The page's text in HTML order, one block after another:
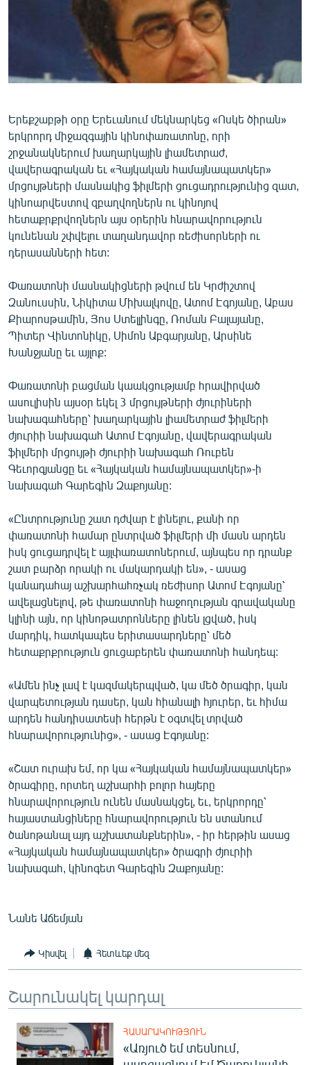
ՄԻՋԱԶԳԱՅԻՆ
ՄԵԿՆԱԲԱՆՈՒԹՅՈՒՆ
ԿՈՐՈՆԱՎԻՐՈՒՍ
ԱՐԽԻՎ
ՏԵՍԱՆՅՈՒԹԵՐ
ԲԱՆԱՎԵՃ
ՁԳՏԵԼՈՎ ԼԱՎԱԳՈՒՅՆԻՆ
ՓՈԴՔԱՍԹ
Հայերեն
English
Русский
ՀԵՏԵՎԵՔ ՄԵԶ
«Ազատության» բոլոր կայքերը
Երեքշաբթի օրը Երեւանում մեկնարկեց «Ոսկե ծիրան»
երկրորդ միջազգային կինոփառատոնը, որի
շրջանակներում խաղարկային լիամետրաժ,
վավերագրական եւ «Հայկական համայնապատկեր»
մրցույթների մասնակից ֆիլմերի ցուցադրությունից զատ,
կինոարվեստով զբաղվողներն ու կինոյով
հետաքրքրվողներն այս օրերին հնարավորություն
կունենան շփվելու տաղանդավոր ռեժիսորների ու
դերասանների հետ:
Փառատոնի մասնակիցների թվում են Կրժիշտով
Զանուսսին, Նիկիտա Միխալկովը, Ատոմ Էգոյանը, Աբաս
Քիարոսթամին, Յոս Ստելլինգը, Ռոման Բալայանը,
Պիտեր Վինտոնիկը, Սիմոն Աբգարյանը, Արսինե
Խանջյանը եւ այլոք:
Փառատոնի բացման կաակցությամբ հրավիրված
ասուլիսին այսօր եկել 3 մրցույթների ժյուրիների
նախագահները՝ խաղարկային լիամետրաժ ֆիլմերի
ժյուրիի նախագահ Ատոմ Էգոյանը, վավերագրական
ֆիլմերի մրցույթի ժյուրիի նախագահ Ռուբեն
Գեւորգյանցը եւ «Հայկական համայնապատկեր»-ի
նախագահ Գարեգին Զաքոյանը:
«Ընտրությունը շատ դժվար է լինելու, քանի որ
փառատոնի համար ընտրված ֆիլմերի մի մասն արդեն
իսկ ցուցադրվել է այլփառատոներում, այնպես որ դրանք
շատ բարձր որակի ու մակարդակի են», - ասաց
կանադահայ աշխարհահռչակ ռեժիսոր Ատոմ Էգոյանը՝
ավելացնելով, թե փառատոնի հաջողության գրավականը
կլինի այն, որ կինոթատրոնները լինեն լցված, իսկ
մարդիկ, հատկապես երիտասարդները՝ մեծ
հետաքրքրություն ցուցաբերեն փառատոնի հանդեպ:
«Ամեն ինչ լավ է կազմակերպված, կա մեծ ծրագիր, կան
վարպետության դասեր, կան հիանալի հյուրեր, եւ հիմա
արդեն հանդիսատեսի հերթն է օգտվել տրված
հնարավորությունից», - ասաց Էգոյանը:
«Շատ ուրախ եմ, որ կա «Հայկական համայնապատկեր»
ծրագիրը, որտեղ աշխարհի բոլոր հայերը
հնարավորություն ունեն մասնակցել, եւ, երկրորդը՝
հայաստանցիները հնարավորություն են ստանում
ծանոթանալ այդ աշխատանքներին», - իր հերթին ասաց
«Հայկական համայնապատկեր» ծրագրի ժյուրիի
նախագահ, կինոգետ Գարեգին Զաքոյանը:
Նանե Աճեմյան
Կիսվել Հետևեք մեզ
Շարունակել կարդալ
ՀԱՍԱՐԱԿՈՒԹՅՈՒՆ
«Առյուծ եմ տեսնում,